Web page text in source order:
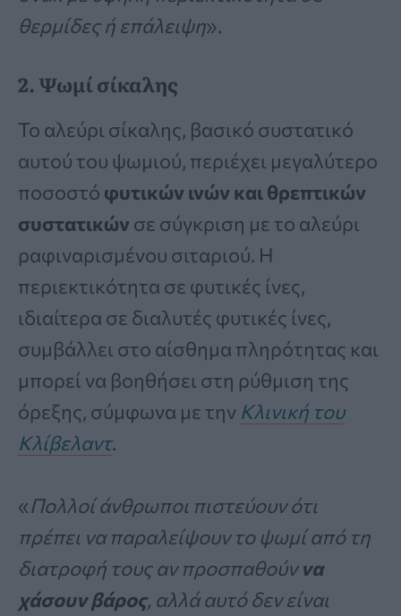
θερμίδες ή επάλειψη».
2. Ψωμί σίκαλης
Το αλεύρι σίκαλης, βασικό συστατικό
αυτού του ψωμιού, περιέχει μεγαλύτερο
ποσοστό φυτικών ινών και θρεπτικών
συστατικών σε σύγκριση με το αλεύρι
ραφιναρισμένου σιταριού. Η
περιεκτικότητα σε φυτικές ίνες,
ιδιαίτερα σε διαλυτές φυτικές ίνες,
συμβάλλει στο αίσθημα πληρότητας και
μπορεί να βοηθήσει στη ρύθμιση της
όρεξης, σύμφωνα με την Κλινική του
Κλίβελαντ.
«Πολλοί άνθρωποι πιστεύουν ότι
πρέπει να παραλείψουν το ψωμί από τη
διατροφή τους αν προσπαθούννα
χάσουν βάρος, αλλά αυτό δεν είναι